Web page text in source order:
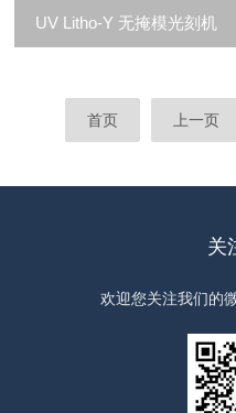
UV Litho-Y 无掩模光刻机
首页 上一页
关
欢迎您关注我们的